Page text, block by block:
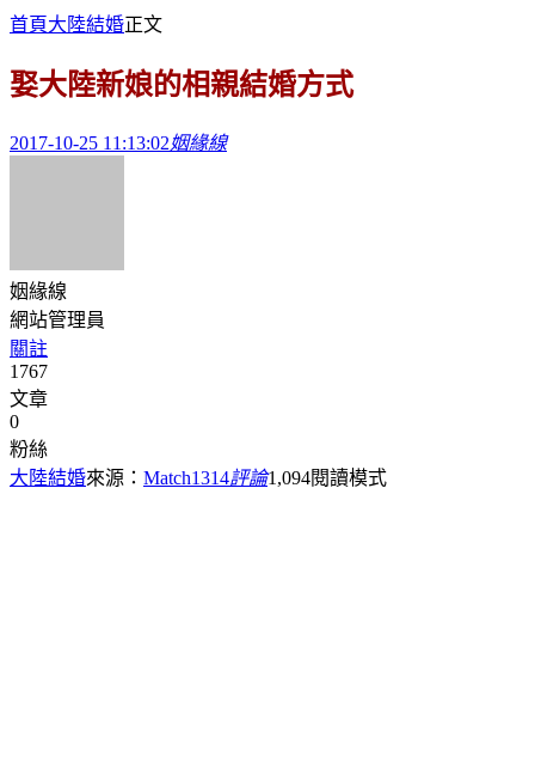
首頁大陸結婚正文
娶大陸新娘的相親結婚方式
2017-10-25 11:13:02姻緣線
姻緣線
網站管理員
關註
1767
文章
0
粉絲
大陸結婚來源： Match1314評論1,094閱讀模式